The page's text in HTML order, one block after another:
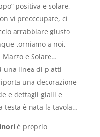
positiva e solare,
vi preoccupate, ci
arrabbiare giusto
torniamo a noi,
e Solare…
una linea di piatti
una decorazione
e dettagli gialli e
testa è nata la tavola…
è proprio